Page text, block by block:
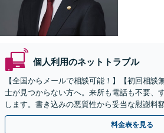
個人利用のネットトラブル
【全国からメールで相談可能！】【初回相談
士が見つからない方へ。来所も電話も不要、
します。書き込みの悪質性から妥当な慰謝料
用面のリスクも包み隠さずお伝えしサポート
料金表を見る